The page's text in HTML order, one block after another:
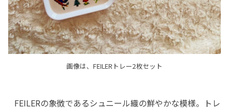
画像は、FEILERトレー2枚セット
FEILERの象徴であるシュニール織の鮮やかな模様。トレ